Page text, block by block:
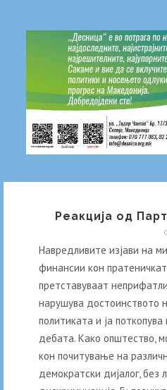
Реакција од
Навредливите изјави на
финансии кон
претставуваат
нарушува достоинството
политиката и ја поткопува
дебата. Како општество,
кон почитување на
демократски дијалог, без